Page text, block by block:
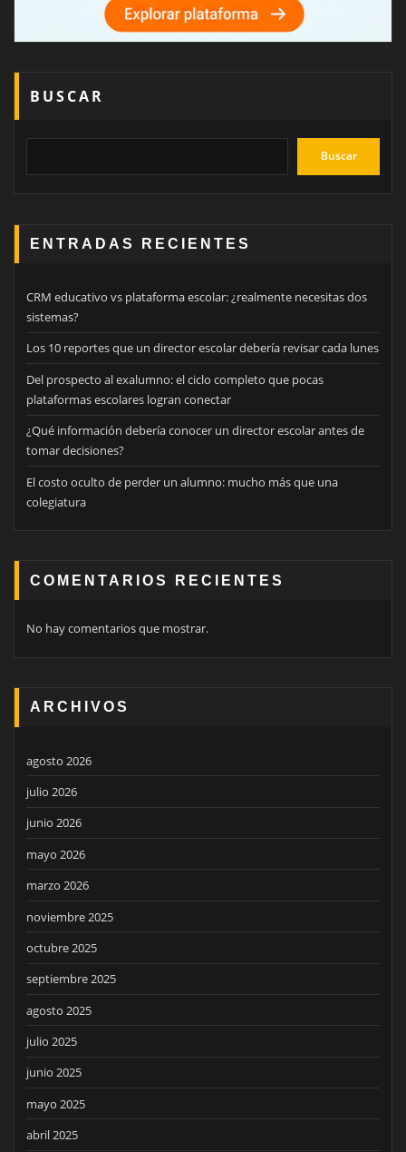
BUSCAR
Buscar
ENTRADAS RECIENTES
CRM educativo vs plataforma escolar: ¿realmente necesitas dos
sistemas?
Los 10 reportes que un director escolar debería revisar cada lunes
Del prospecto al exalumno: el ciclo completo que pocas
plataformas escolares logran conectar
¿Qué información debería conocer un director escolar antes de
tomar decisiones?
El costo oculto de perder un alumno: mucho más que una
colegiatura
COMENTARIOS RECIENTES
No hay comentarios que mostrar.
ARCHIVOS
agosto 2026
julio 2026
junio 2026
mayo 2026
marzo 2026
noviembre 2025
octubre 2025
septiembre 2025
agosto 2025
julio 2025
junio 2025
mayo 2025
abril 2025